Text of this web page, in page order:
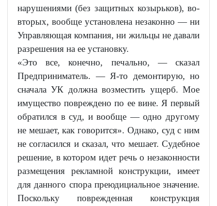
нарушениями (без защитных козырьков), во-
вторых, вообще установлена незаконно — ни
Управляющая компания, ни жильцы не давали
разрешения на ее установку.
«Это все, конечно, печально, — сказал
Предприниматель. — Я-то демонтирую, но
сначала УК должна возместить ущерб. Мое
имущество повреждено по ее вине. Я первый
обратился в суд, и вообще — одно другому
не мешает, как говорится». Однако, суд с ним
не согласился и сказал, что мешает. Судебное
решение, в котором идет речь о незаконности
размещения рекламной конструкции, имеет
для данного спора преюдициальное значение.
Поскольку поврежденная конструкция